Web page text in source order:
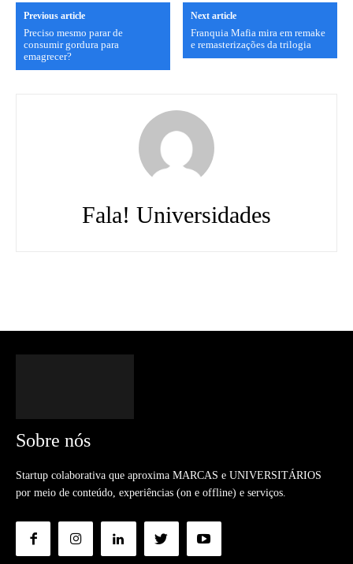
Previous article
Preciso mesmo parar de
consumir gordura para
emagrecer?
Next article
Franquia Mafia mira em remake
e remasterizações da trilogia
Fala! Universidades
Sobre nós
Startup colaborativa que aproxima MARCAS e UNIVERSITÁRIOS
por meio de conteúdo, experiências (on e offline) e serviços.